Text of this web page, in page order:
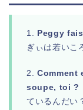
1. Peggy
ぎぃは若いこ
2.
soupe, toi ?
ているんだい